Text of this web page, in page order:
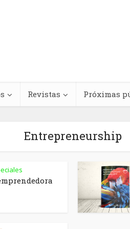
Revistas Próximas
Entrepreneurship
Interacciones
farmacológicas entre
plantas medicinales y